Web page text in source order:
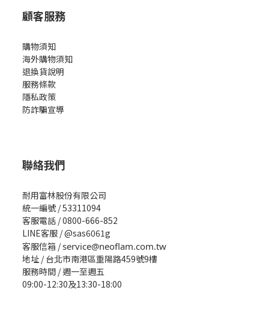
顧客服務
購物須知
海外購物須知
退換貨說明
服務條款
隱私政策
防詐騙宣導
聯絡我們
耐用富林股份有限公司
統一編號 / 53311094
客服電話 / 0800-666-852
LINE客服 / @sas6061g
客服信箱 /service@neoflam.com.tw
地址 / 台北市南港區重陽路459號9樓
服務時間 / 週一至週五
09:00-12:30及13:30-18:00